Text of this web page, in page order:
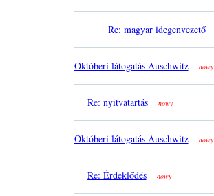
Re: magyar idegenvezető
Októberi látogatás Auschwitz nowy
Re: nyitvatartás nowy
Októberi látogatás Auschwitz nowy
Re: Érdeklődés nowy